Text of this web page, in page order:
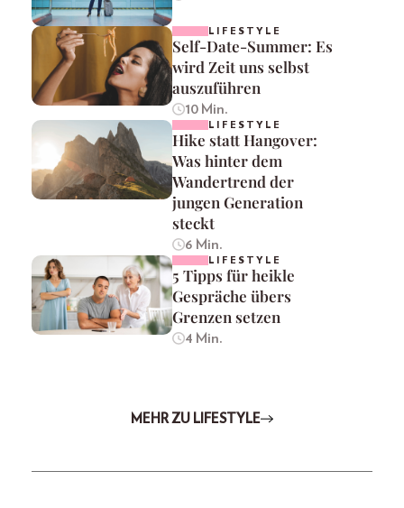
LIFESTYLE
Self-Date-Summer: Es
wird Zeit uns selbst
auszuführen
10 Min.
LIFESTYLE
Hike statt Hangover:
Was hinter dem
Wandertrend der
jungen Generation
steckt
6 Min.
LIFESTYLE
5 Tipps für heikle
Gespräche übers
Grenzen setzen
4 Min.
MEHR ZU LIFESTYLE